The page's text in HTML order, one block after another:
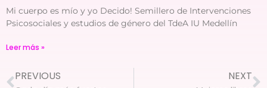
Mi cuerpo es mío y yo Decido! Semillero de Intervenciones
Psicosociales y estudios de género del TdeA IU Medellín
Leer más »
PREVIOUS NEXT